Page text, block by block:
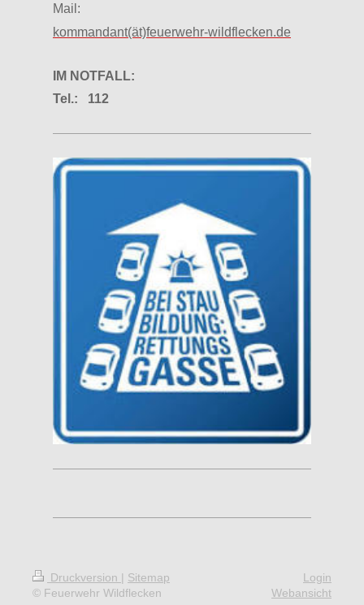
Mail:
kommandant(ät)feuerwehr-wildflecken.de
IM NOTFALL:
Tel.: 112
Druckversion | Sitemap
© Feuerwehr Wildflecken
Login
Webansicht